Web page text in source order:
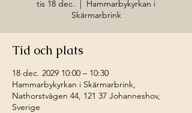
tis 18 dec.
  |
Hammarbykyrkan i
Skärmarbrink
Tid och plats
18 dec. 2029 10:00 – 10:30
Hammarbykyrkan i Skärmarbrink,
Nathorstvägen 44, 121 37 Johanneshov,
Sverige